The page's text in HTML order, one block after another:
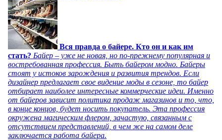
Вся правда о байере. Кто он и как им
стать? Байер – уже не новая, но по-прежнему популярная и
востребованная профессия. Быть байером модно. Байеры
стоят у истоков зарождения и развития трендов. Если
дизайнер предлагает свое видение моды в сезоне, то байер
отбирает наиболее интересные коммерческие идеи. Именно
от байеров зависит политика продаж магазинов и то, что,
в конце концов, будет носить покупатель. Эта профессия
окружена магическим флером, зачастую, связанным с
отсутствием представлений, в чем же на самом деле
заключается работа байера.